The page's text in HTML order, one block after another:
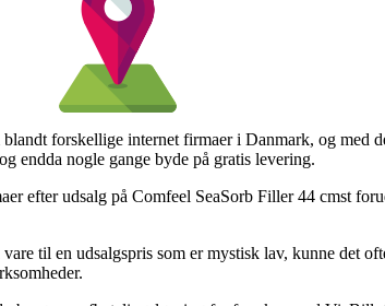
forskellige internet firmaer i Danmark, og med
endda nogle gange byde på gratis levering.
efter udsalg på Comfeel SeaSorb Filler 44 cmst
til en udsalgspris som er mystisk lav, kunne det